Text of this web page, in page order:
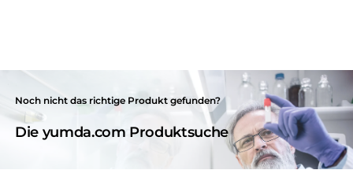
Noch nicht das richtige Produkt gefunden?
Die yumda.com Produktsuche